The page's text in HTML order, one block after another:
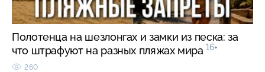
Полотенца на шезлонгах и замки из песка: за
что штрафуют на разных пляжах мира 16+
260